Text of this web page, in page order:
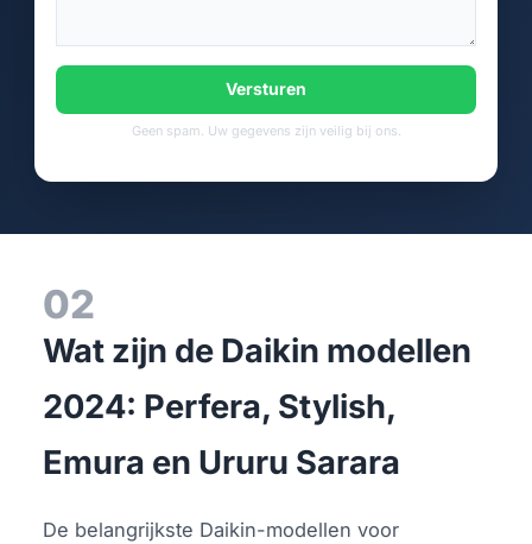
Versturen
Geen spam. Uw gegevens zijn veilig bij ons.
02
Wat zijn de Daikin modellen
2024: Perfera, Stylish,
Emura en Ururu Sarara
De belangrijkste Daikin-modellen voor